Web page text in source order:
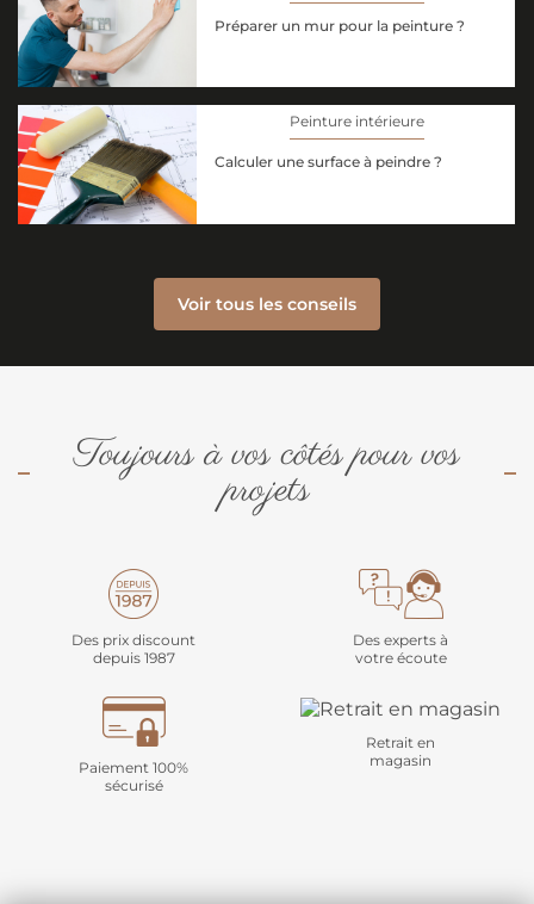
Préparer un mur pour la peinture ?
Peinture intérieure
Calculer une surface à peindre ?
Voir tous les conseils
Toujours à vos côtés pour vos
projets
Des prix discount
depuis 1987
Des experts à
votre écoute
Paiement 100%
sécurisé
Retrait en
magasin